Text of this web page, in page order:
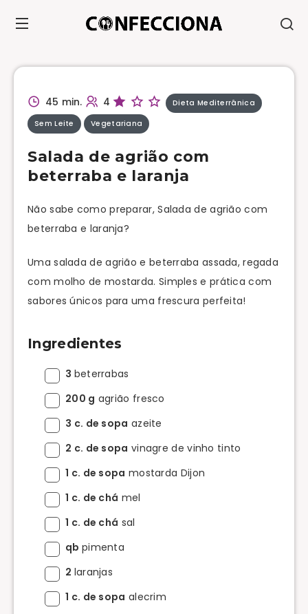
45 min. 4 Dieta Mediterrânica
Sem Leite Vegetariana
Salada de agrião com
beterraba e laranja
Não sabe como preparar, Salada de agrião com
beterraba e laranja?
Uma salada de agrião e beterraba assada, regada
com molho de mostarda. Simples e prática com
sabores únicos para uma frescura perfeita!
Ingredientes
3 beterrabas
200 g agrião fresco
3 c. de sopa azeite
2 c. de sopa vinagre de vinho tinto
1 c. de sopa mostarda Dijon
1 c. de chá mel
1 c. de chá sal
qb pimenta
2 laranjas
1 c. de sopa alecrim